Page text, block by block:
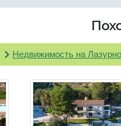
Недвижимость на